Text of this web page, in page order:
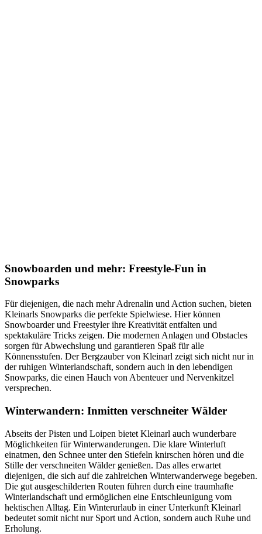
Snowboarden und mehr: Freestyle-Fun in
Snowparks
Für diejenigen, die nach mehr Adrenalin und Action suchen, bieten
Kleinarls Snowparks die perfekte Spielwiese. Hier können
Snowboarder und Freestyler ihre Kreativität entfalten und
spektakuläre Tricks zeigen. Die modernen Anlagen und Obstacles
sorgen für Abwechslung und garantieren Spaß für alle
Könnensstufen. Der Bergzauber von Kleinarl zeigt sich nicht nur in
der ruhigen Winterlandschaft, sondern auch in den lebendigen
Snowparks, die einen Hauch von Abenteuer und Nervenkitzel
versprechen.
Winterwandern: Inmitten verschneiter Wälder
Abseits der Pisten und Loipen bietet Kleinarl auch wunderbare
Möglichkeiten für Winterwanderungen. Die klare Winterluft
einatmen, den Schnee unter den Stiefeln knirschen hören und die
Stille der verschneiten Wälder genießen. Das alles erwartet
diejenigen, die sich auf die zahlreichen Winterwanderwege begeben.
Die gut ausgeschilderten Routen führen durch eine traumhafte
Winterlandschaft und ermöglichen eine Entschleunigung vom
hektischen Alltag. Ein Winterurlaub in einer Unterkunft Kleinarl
bedeutet somit nicht nur Sport und Action, sondern auch Ruhe und
Erholung.